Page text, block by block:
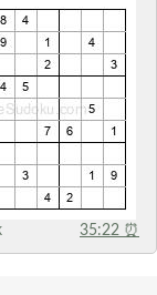
35:22 ⏰